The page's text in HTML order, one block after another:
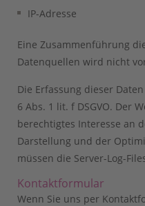
IP-Adresse
Eine Zusammenführung
Datenquellen wird nicht
Die Erfassung dieser
6 Abs. 1 lit. f DSGVO. Der
berechtigtes Interesse an
Darstellung und der
müssen die Server-Log-
Kontaktformular
Wenn Sie uns per